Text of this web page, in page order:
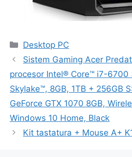
Categorii
Desktop PC
Navigare
articol
Sistem Gaming Acer
procesor Intel® Core™ i7-6700
Skylake™, 8GB, 1TB + 256GB
GeForce GTX 1070 8GB,
Windows 10 Home, Black
Kit tastatura + Mouse A+